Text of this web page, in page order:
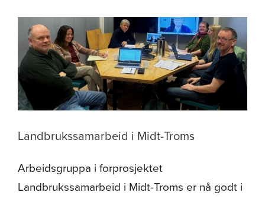
handler
om
mennesker,
steder
og
tillit
Landbrukssamarbeid i Midt-Troms
Arbeidsgruppa i forprosjektet
Landbrukssamarbeid i Midt-Troms er nå godt i